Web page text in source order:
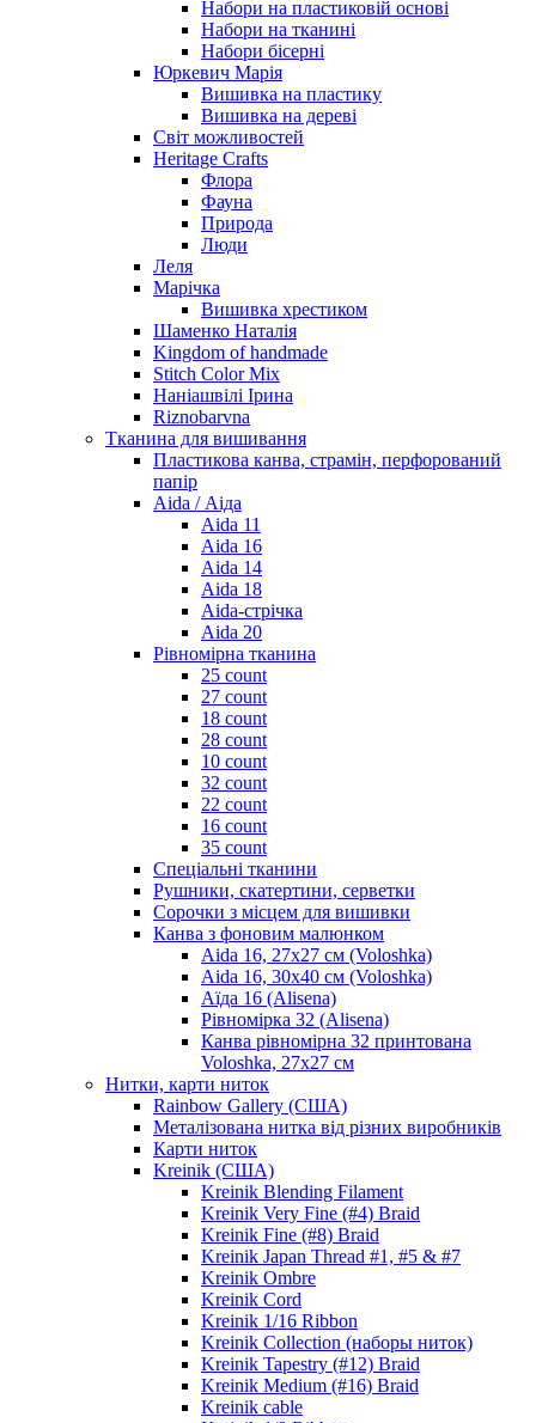
Набори на пластиковій основі
Набори на тканині
Набори бісерні
Юркевич Марія
Вишивка на пластику
Вишивка на дереві
Світ можливостей
Heritage Crafts
Флора
Фауна
Природа
Люди
Леля
Марічка
Вишивка хрестиком
Шаменко Наталія
Kingdom of handmade
Stitch Color Mix
Наніашвілі Ірина
Riznobarvna
Тканина для вишивання
Пластикова канва, страмін, перфорований
папір
Aida / Аіда
Aida 11
Aida 16
Aida 14
Aida 18
Aida-стрічка
Aida 20
Рівномірна тканина
25 count
27 count
18 count
28 count
10 count
32 count
22 count
16 count
35 count
Спеціальні тканини
Рушники, скатертини, серветки
Сорочки з місцем для вишивки
Канва з фоновим малюнком
Aida 16, 27х27 см (Voloshka)
Aida 16, 30х40 см (Voloshka)
Аїда 16 (Alisena)
Рівномірка 32 (Alisena)
Канва рівномірна 32 принтована
Voloshka, 27х27 см
Нитки, карти ниток
Rainbow Gallery (США)
Металізована нитка від різних виробників
Карти ниток
Kreinik (США)
Kreinik Blending Filament
Kreinik Very Fine (#4) Braid
Kreinik Fine (#8) Braid
Kreinik Japan Thread #1, #5 & #7
Kreinik Ombre
Kreinik Cord
Kreinik 1/16 Ribbon
Kreinik Collection (наборы ниток)
Kreinik Tapestry (#12) Braid
Kreinik Medium (#16) Braid
Kreinik cable